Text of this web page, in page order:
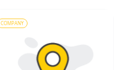
COMPANY